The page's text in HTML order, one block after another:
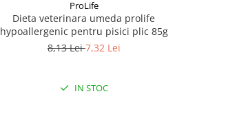
ProLife
Dieta veterinara umeda prolife
hypoallergenic pentru pisici plic 85g
8,13 Lei7,32 Lei
IN STOC